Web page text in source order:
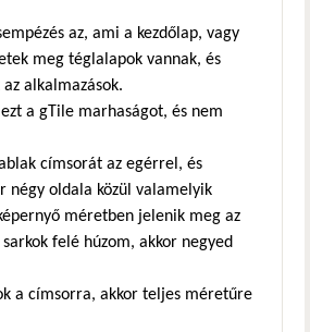
az, ami a kezdőlap, vagy
meg téglalapok vannak, és
alkalmazások.
a gTile marhaságot, és nem
címsorát az egérrel, és
négy oldala közül valamelyik
méretben jelenik meg az
felé húzom, akkor negyed
a címsorra, akkor teljes méretűre